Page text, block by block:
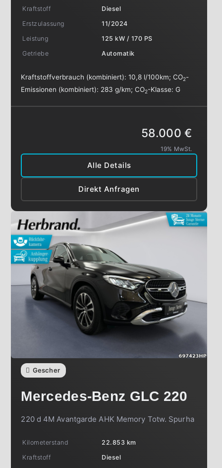
Kraftstoff
Diesel
Erstzulassung
11/2024
Leistung
125 kW / 170 PS
Getriebe
Automatik
Kraftstoffverbrauch (kombiniert):10,8 l/100km;CO2-
Emissionen (kombiniert): 283 g/km;CO2-Klasse:G
Alle Details
Direkt Anfragen
58.000 €
19% MwSt.
Gescher
Mercedes-Benz GLC 220
220 d 4M Avantgarde AHK Memory Totw. Spurha
Kilometerstand
22.853 km
Kraftstoff
Diesel